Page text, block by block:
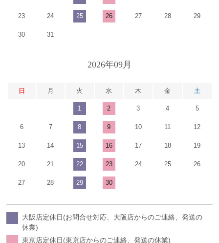
23 24 25 26 27 28 29
30 31
2026年09月
日 月 火 水 木 金 土
1 2 3 4 5
6 7 8 9 10 11 12
13 14 15 16 17 18 19
20 21 22 23 24 25 26
27 28 29 30
大阪店定休日(お問合せ対応、大阪店からのご連絡、発送の
休業)
東京店定休日(東京店からのご連絡、発送の休業)